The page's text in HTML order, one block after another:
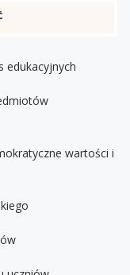
edukacyjnych
wartości i